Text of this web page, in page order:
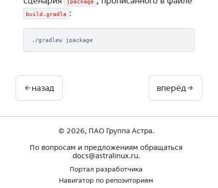
jpackage
build.gradle :
./gradlew
назад вперёд
© 2026, ПАО Группа Астра.
По вопросам и предложениям обращаться
docs@astralinux.ru.
Портал разработчика
Навигатор по репозиториям